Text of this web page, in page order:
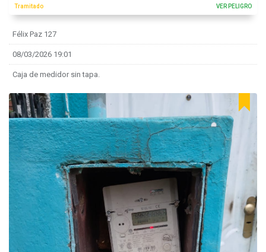
Tramitado VER PELIGRO
Félix Paz 127
08/03/2026 19:01
Caja de medidor sin tapa.